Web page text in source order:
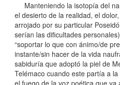
Manteniendo la isotopía del
el desierto de la realidad, el
arrojado por su particular
serían las dificultades
“soportar lo que con ánimo/de
instante/sin hacer de la vida
sabiduría que adoptó la piel de
Telémaco cuando este partía a
el fuego de la voz poética que va